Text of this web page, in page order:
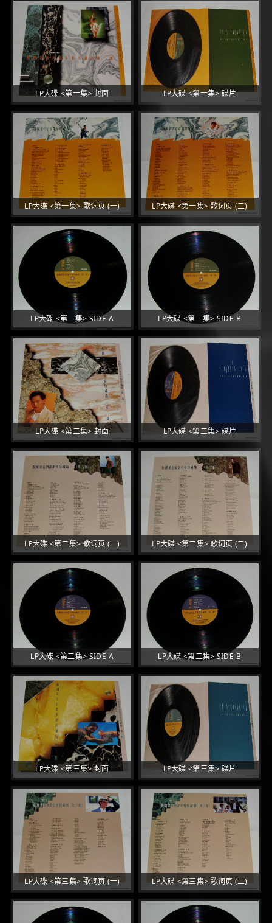
LP大碟 <第一集> 封面 LP大碟 <第一集> 碟片
LP大碟 <第一集> 歌词页 (一) LP大碟 <第一集> 歌词页 (二)
LP大碟 <第一集> SIDE-A LP大碟 <第一集> SIDE-B
LP大碟 <第二集> 封面 LP大碟 <第二集> 碟片
LP大碟 <第二集> 歌词页 (一) LP大碟 <第二集> 歌词页 (二)
LP大碟 <第二集> SIDE-A LP大碟 <第二集> SIDE-B
LP大碟 <第三集> 封面 LP大碟 <第三集> 碟片
LP大碟 <第三集> 歌词页 (一) LP大碟 <第三集> 歌词页 (二)